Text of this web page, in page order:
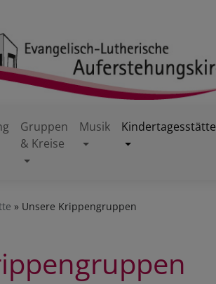
Gruppen
& Kreise
Musik Kindertagesstätte
Unsere Krippengruppen